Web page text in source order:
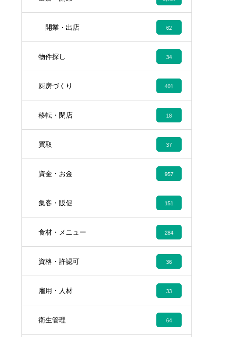
開業・出店 62
物件探し 34
厨房づくり 401
移転・閉店 18
買取 37
資金・お金 957
集客・販促 151
食材・メニュー 284
資格・許認可 36
雇用・人材 33
衛生管理 64